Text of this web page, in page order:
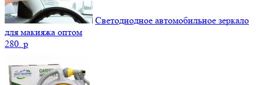
Светодиодное автомобильное зеркало
для макияжа оптом
280. p